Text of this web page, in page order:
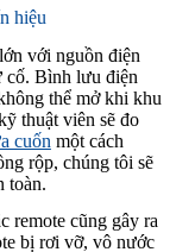
hiệu
với nguồn điện
cố. Bình lưu điện
thể mở khi khu
thuật viên sẽ đo
cuốnmột cách
rộp, chúng tôi sẽ
toàn.
remote cũng gây ra
bị rơi vỡ, vô nước